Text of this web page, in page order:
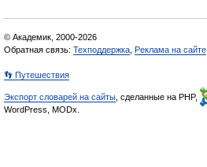
© Академик, 2000-2026
Обратная связь: Техподдержка Реклама на сайте
👣 Путешествия
Экспорт словарей на сайты , сделанные на PHP,
WordPress, MODx.